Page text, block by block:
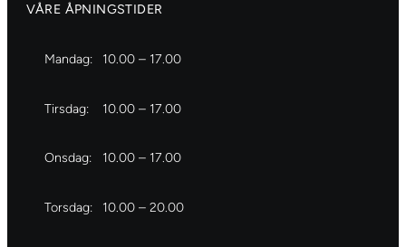
VÅRE ÅPNINGSTIDER
Mandag: 10.00 – 17.00
Tirsdag: 10.00 – 17.00
Onsdag: 10.00 – 17.00
Torsdag: 10.00 – 20.00